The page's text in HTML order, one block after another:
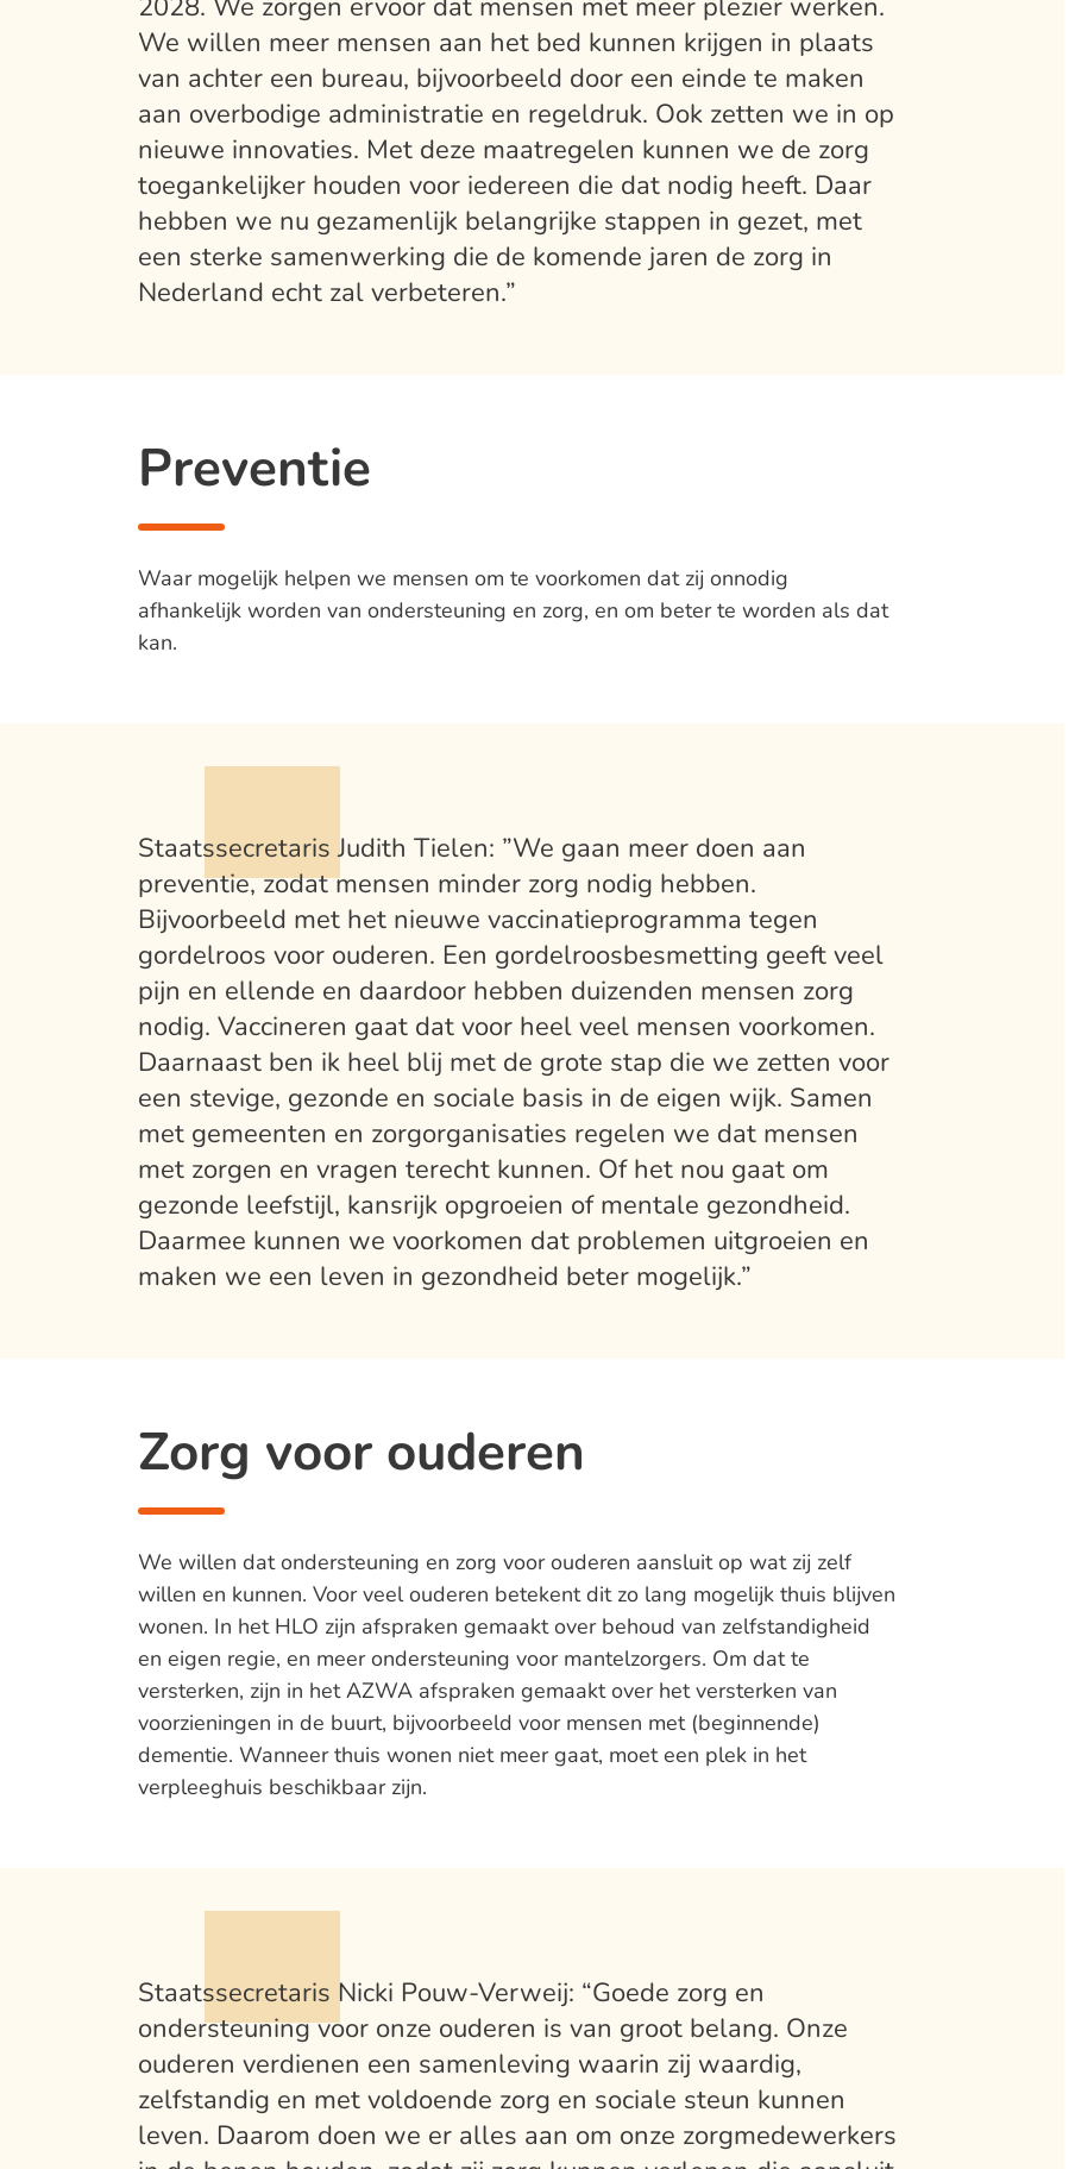
2028. We zorgen ervoor dat mensen met meer plezier werken.
We willen meer mensen aan het bed kunnen krijgen in plaats
van achter een bureau, bijvoorbeeld door een einde te maken
aan overbodige administratie en regeldruk. Ook zetten we in op
nieuwe innovaties. Met deze maatregelen kunnen we de zorg
toegankelijker houden voor iedereen die dat nodig heeft. Daar
hebben we nu gezamenlijk belangrijke stappen in gezet, met
een sterke samenwerking die de komende jaren de zorg in
Nederland echt zal verbeteren.”
Preventie
Waar mogelijk helpen we mensen om te voorkomen dat zij onnodig
afhankelijk worden van ondersteuning en zorg, en om beter te worden als dat
kan.
Staatssecretaris Judith Tielen: ”We gaan meer doen aan
preventie, zodat mensen minder zorg nodig hebben.
Bijvoorbeeld met het nieuwe vaccinatieprogramma tegen
gordelroos voor ouderen. Een gordelroosbesmetting geeft veel
pijn en ellende en daardoor hebben duizenden mensen zorg
nodig. Vaccineren gaat dat voor heel veel mensen voorkomen.
Daarnaast ben ik heel blij met de grote stap die we zetten voor
een stevige, gezonde en sociale basis in de eigen wijk. Samen
met gemeenten en zorgorganisaties regelen we dat mensen
met zorgen en vragen terecht kunnen. Of het nou gaat om
gezonde leefstijl, kansrijk opgroeien of mentale gezondheid.
Daarmee kunnen we voorkomen dat problemen uitgroeien en
maken we een leven in gezondheid beter mogelijk.”
Zorg voor ouderen
We willen dat ondersteuning en zorg voor ouderen aansluit op wat zij zelf
willen en kunnen. Voor veel ouderen betekent dit zo lang mogelijk thuis blijven
wonen. In het HLO zijn afspraken gemaakt over behoud van zelfstandigheid
en eigen regie, en meer ondersteuning voor mantelzorgers. Om dat te
versterken, zijn in het AZWA afspraken gemaakt over het versterken van
voorzieningen in de buurt, bijvoorbeeld voor mensen met (beginnende)
dementie. Wanneer thuis wonen niet meer gaat, moet een plek in het
verpleeghuis beschikbaar zijn.
Staatssecretaris Nicki Pouw-Verweij: “Goede zorg en
ondersteuning voor onze ouderen is van groot belang. Onze
ouderen verdienen een samenleving waarin zij waardig,
zelfstandig en met voldoende zorg en sociale steun kunnen
leven. Daarom doen we er alles aan om onze zorgmedewerkers